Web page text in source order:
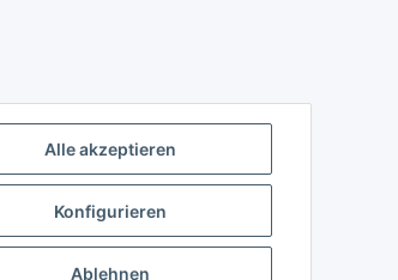
Alle akzeptieren
Konfigurieren
Ablehnen